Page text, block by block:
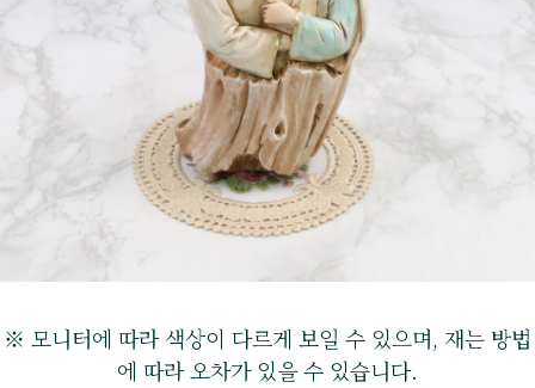
※ 모니터에 따라 색상이 다르게 보일 수 있으며, 재는 방법
에 따라 오차가 있을 수 있습니다.